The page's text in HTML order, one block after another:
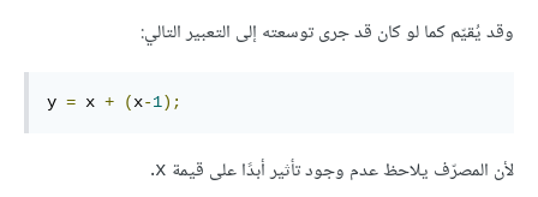
وقد يُقيّم كما لو كان قد جرى توسعته إلى التعبير التالي:
y = x + (x-1);
لأن المصرّف يلاحظ عدم وجود تأثير أبدًا على قيمة x
.